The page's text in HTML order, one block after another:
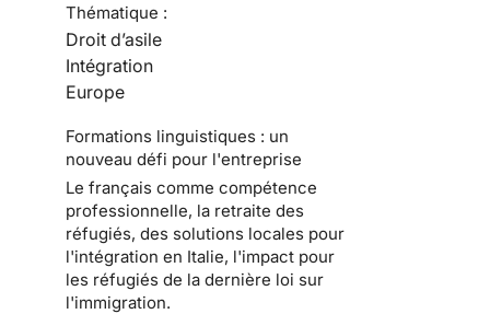
Thématique :
Droit d’asile
Intégration
Europe
Formations linguistiques : un
nouveau défi pour l'entreprise
Le français comme compétence
professionnelle, la retraite des
réfugiés, des solutions locales pour
l'intégration en Italie, l'impact pour
les réfugiés de la dernière loi sur
l'immigration.